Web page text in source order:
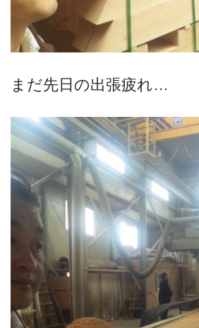
まだ先日の出張疲れ…